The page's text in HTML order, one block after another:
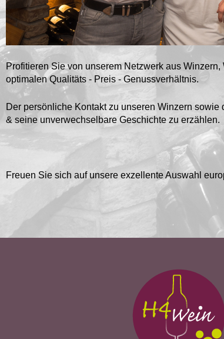
Profitieren Sie von unserem Netzwerk aus
optimalen Qualitäts - Preis - Genussverhältnis.
Der persönliche Kontakt zu unseren Winzern
& seine unverwechselbare Geschichte zu erzählen.
Freuen Sie sich auf unsere exzellente Auswahl